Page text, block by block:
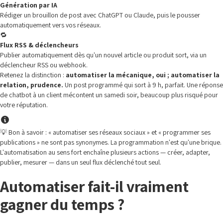
Génération par IA
Rédiger un brouillon de post avec ChatGPT ou Claude, puis le pousser
automatiquement vers vos réseaux.
🔁
Flux RSS & déclencheurs
Publier automatiquement dès qu'un nouvel article ou produit sort, via un
déclencheur RSS ou webhook.
Retenez la distinction : automatiser la mécanique, oui ; automatiser la
relation, prudence. Un post programmé qui sort à 9 h, parfait. Une réponse
de chatbot à un client mécontent un samedi soir, beaucoup plus risqué pour
votre réputation.
💡 Bon à savoir : « automatiser ses réseaux sociaux » et « programmer ses
publications » ne sont pas synonymes. La programmation n'est qu'une brique.
L'automatisation au sens fort enchaîne plusieurs actions — créer, adapter,
publier, mesurer — dans un seul flux déclenché tout seul.
Automatiser fait-il vraiment
gagner du temps ?